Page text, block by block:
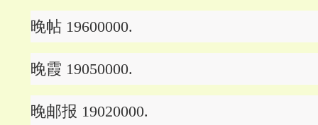
晚帖 19600000.
晚霞 19050000.
晚邮报 19020000.